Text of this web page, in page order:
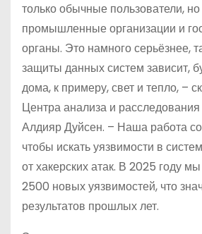
только обычные пользователи, но
промышленные организации и
органы. Это намного серьёзнее,
защиты данных систем зависит,
дома, к примеру, свет и тепло, –
Центра анализа и расследования
Алдияр Дуйсен. – Наша работа
чтобы искать уязвимости в
от хакерских атак. В 2025 году
2500 новых уязвимостей, что
результатов прошлых лет.